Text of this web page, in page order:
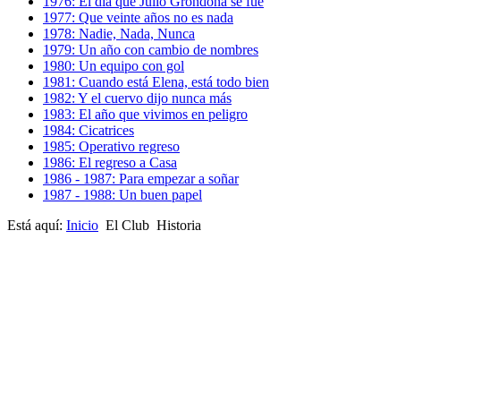
1977: Que veinte años no es nada
1978: Nadie, Nada, Nunca
1979: Un año con cambio de nombres
1980: Un equipo con gol
1981: Cuando está Elena, está todo bien
1982: Y el cuervo dijo nunca más
1983: El año que vivimos en peligro
1984: Cicatrices
1985: Operativo regreso
1986: El regreso a Casa
1986 - 1987: Para empezar a soñar
1987 - 1988: Un buen papel
Está aquí: Inicio El Club Historia